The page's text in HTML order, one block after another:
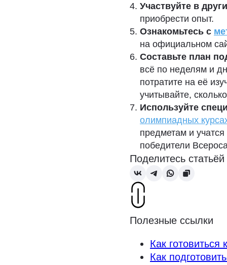
Участвуйте в
приобрести опыт.
Ознакомьтесь с
на официальном
Составьте план
всё по неделям и
потратите на её
учитывайте,
Используйте
олимпиадных
предметам и
победители
Поделитесь статьёй
Полезные ссылки
Как
Как